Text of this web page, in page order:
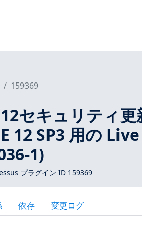
159369
セキュリティ
12 SP3 用の
1)
プラグイン ID 159369
依存 変更ログ